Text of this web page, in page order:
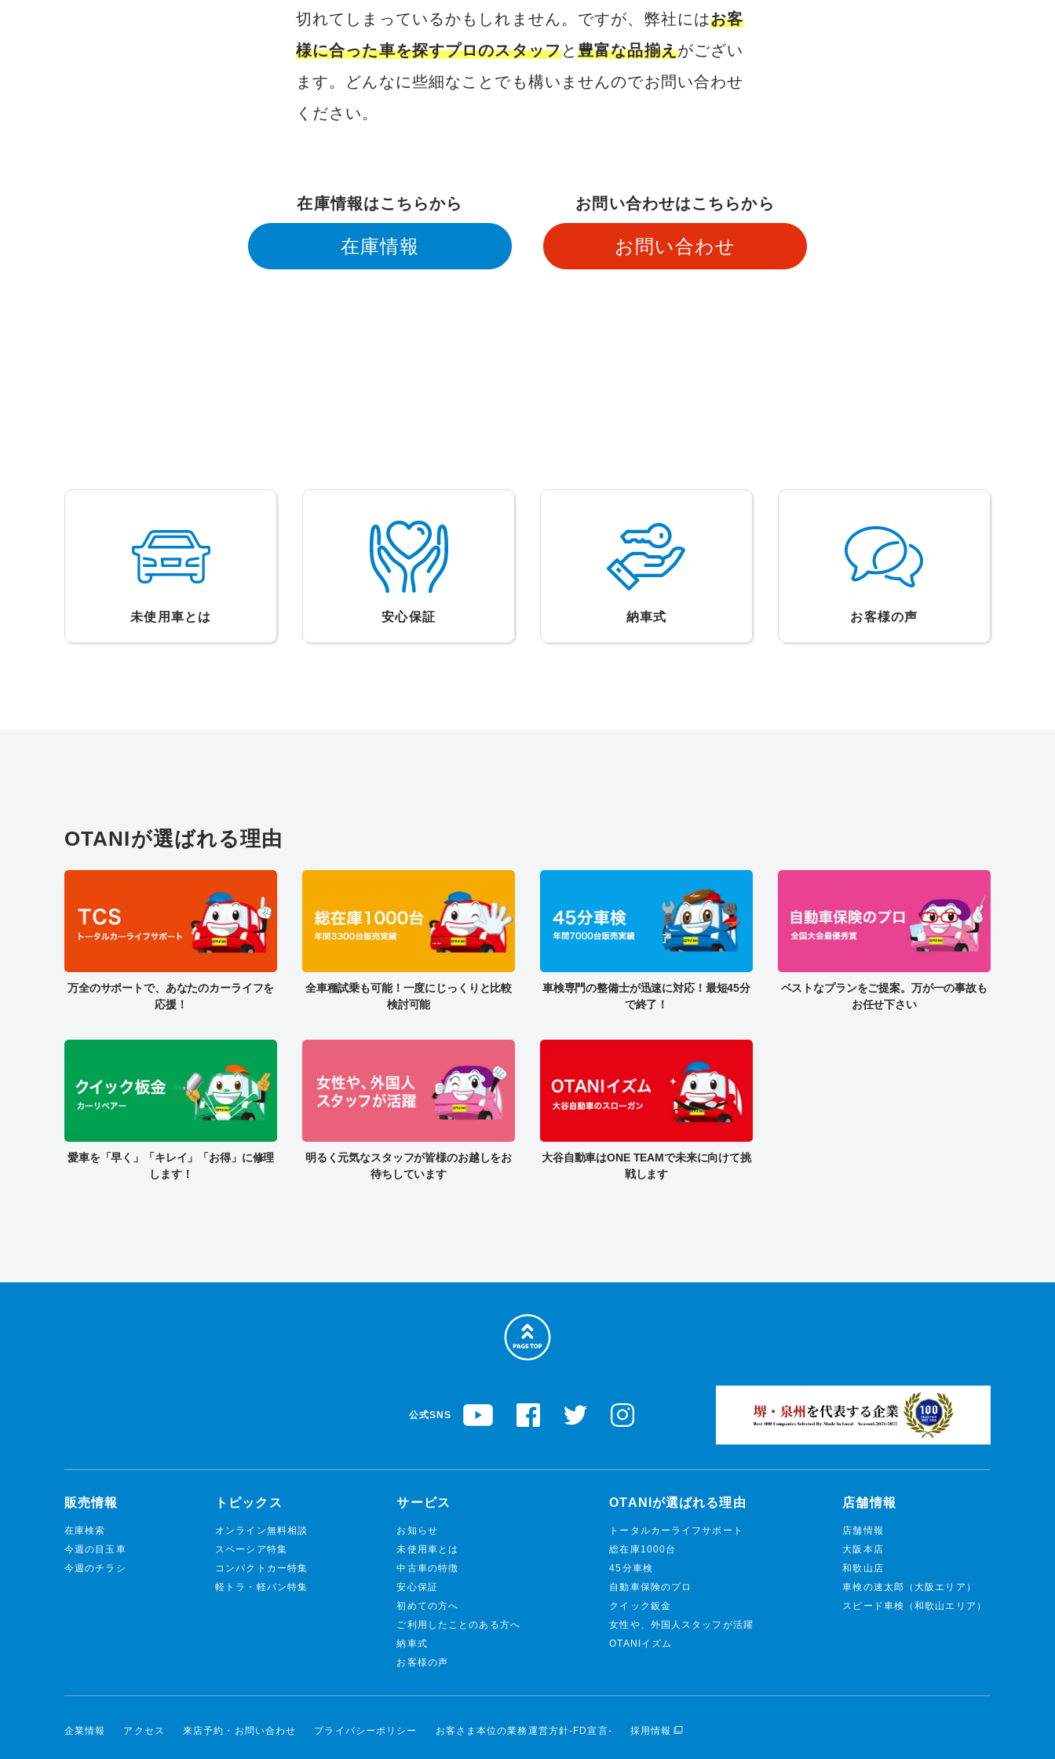
切れてしまっているかもしれません。ですが、弊社にはお客
様に合った車を探すプロのスタッフと豊富な品揃えがござい
ます。どんなに些細なことでも構いませんのでお問い合わせ
ください。
在庫情報はこちらから
在庫情報
お問い合わせはこちらから
お問い合わせ
未使用車とは 安心保証 納車式 お客様の声
OTANIが選ばれる理由
万全のサポートで、あなたのカーライフを
応援！
全車種試乗も可能！一度にじっくりと比較
検討可能
車検専門の整備士が迅速に対応！最短45分
で終了！
ベストなプランをご提案。万が一の事故も
お任せ下さい
愛車を「早く」「キレイ」「お得」に修理
します！
明るく元気なスタッフが皆様のお越しをお
待ちしています
大谷自動車はONE TEAMで未来に向けて挑
戦します
公式SNS
販売情報
在庫検索
今週の目玉車
今週のチラシ
トピックス
オンライン無料相談
スペーシア特集
コンパクトカー特集
軽トラ・軽バン特集
サービス
お知らせ
未使用車とは
中古車の特徴
安心保証
初めての方へ
ご利用したことのある方へ
納車式
お客様の声
OTANIが選ばれる理由
トータルカーライフサポート
総在庫1000台
45分車検
自動車保険のプロ
クイック鈑金
女性や、外国人スタッフが活躍
OTANIイズム
店舗情報
店舗情報
大阪本店
和歌山店
車検の速太郎（大阪エリア）
スピード車検（和歌山エリア）
企業情報 アクセス 来店予約・お問い合わせ プライバシーポリシー お客さま本位の業務運営方針-FD宣言- 採用情報